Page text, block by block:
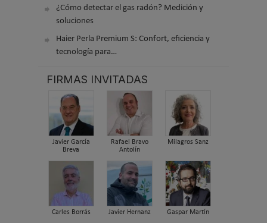
¿Cómo detectar el gas radón? Medición y
soluciones
Haier Perla Premium S: Confort, eficiencia y
tecnología para…
FIRMAS INVITADAS
Javier García
Breva
Rafael Bravo
Antolín
Milagros Sanz
Carles Borrás Javier Hernanz Gaspar Martín